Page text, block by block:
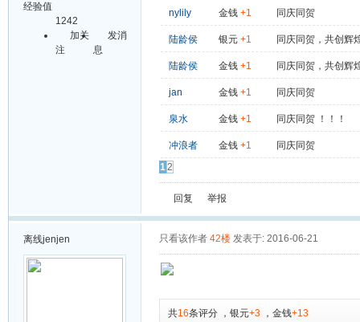
经验值
1242
加关
注
发消
息
nylily 金钱 +1 同庆同贺
陆龄侯 银元 +1 同庆同贺，共创辉
陆龄侯 金钱 +1 同庆同贺，共创辉
jan 金钱 +1 同庆同贺
泉水 金钱 +1 同庆同贺 ！！！
冲浪者 金钱 +1
同庆同贺
12
回复 举报
离线jenjen 只看该作者 42楼 发表于: 2016-06-21
共16条评分 ， 银元+3 ， 金钱+13